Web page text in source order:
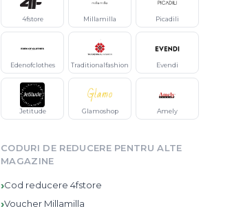
4fstore Millamilla Picadili
Edenofclothes Traditionalfashion Evendi
Jetitude Glamoshop Amely
CODURI DE REDUCERE PENTRU ALTE
MAGAZINE
›Cod reducere 4fstore
›Voucher Millamilla